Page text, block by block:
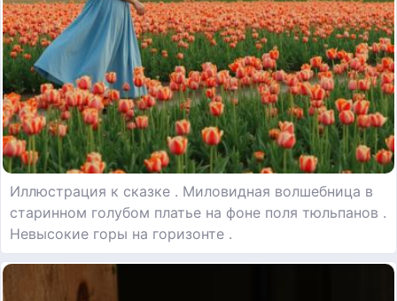
Иллюстрация к сказке . Миловидная волшебница в
старинном голубом платье на фоне поля тюльпанов .
Невысокие горы на горизонте .